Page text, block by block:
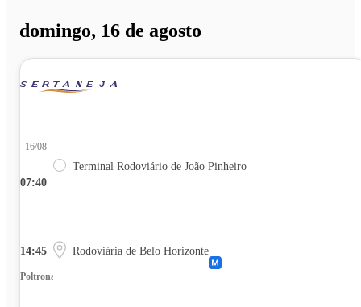
domingo, 16 de agosto
07:40
16/08
Terminal Rodoviário de João Pinheiro
14:45 Rodoviária de Belo Horizonte
Poltrona